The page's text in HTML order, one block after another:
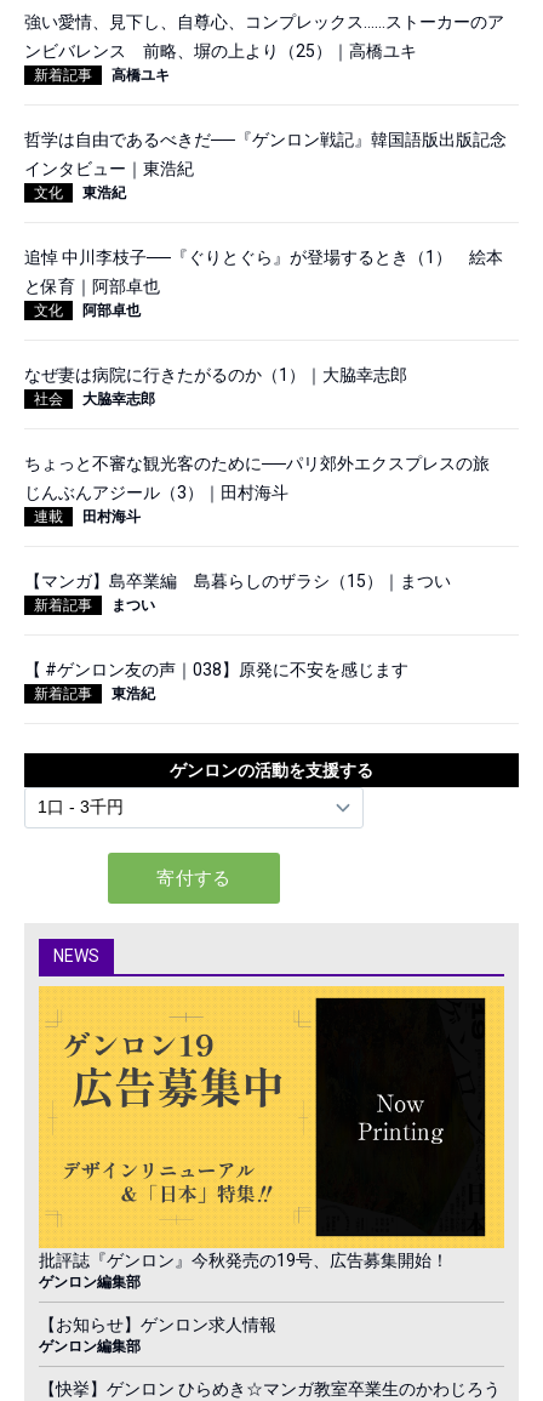
強い愛情、見下し、自尊心、コンプレックス……ストーカーのア
ンビバレンス 前略、塀の上より（25）｜高橋ユキ
新着記事 高橋ユキ
哲学は自由であるべきだ──『ゲンロン戦記』韓国語版出版記念
インタビュー｜東浩紀
文化 東浩紀
追悼 中川李枝子──『ぐりとぐら』が登場するとき（1） 絵本
と保育｜阿部卓也
文化 阿部卓也
なぜ妻は病院に行きたがるのか（1）｜大脇幸志郎
社会 大脇幸志郎
ちょっと不審な観光客のために──パリ郊外エクスプレスの旅
じんぶんアジール（3）｜田村海斗
連載 田村海斗
【マンガ】島卒業編 島暮らしのザラシ（15）｜まつい
新着記事 まつい
【 #ゲンロン友の声｜038】原発に不安を感じます
新着記事 東浩紀
ゲンロンの活動を支援する
NEWS
批評誌『ゲンロン』今秋発売の19号、広告募集開始！
ゲンロン編集部
【お知らせ】ゲンロン求人情報
ゲンロン編集部
【快挙】ゲンロン ひらめき☆マンガ教室卒業生のかわじろう